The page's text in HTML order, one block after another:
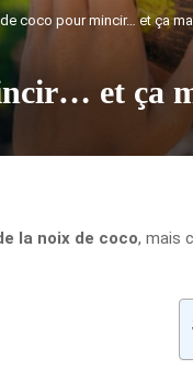
de coco pour mincir… et ça
et ça
la noix de coco, mais